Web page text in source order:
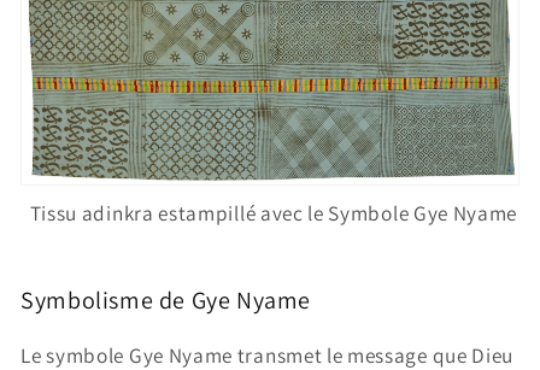
Tissu adinkra estampillé avec le Symbole Gye Nyame
Symbolisme de Gye Nyame
Le symbole Gye Nyame transmet le message que Dieu